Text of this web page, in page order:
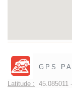
GPS
Latitude : 45.085011 -